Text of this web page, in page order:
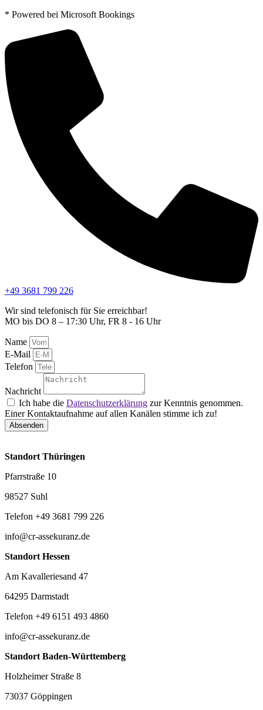
* Powered bei Microsoft Bookings
+49 3681 799 226
Wir sind telefonisch für Sie erreichbar!
MO bis DO 8 – 17:30 Uhr, FR 8 - 16 Uhr
Name
E-Mail
Telefon
Nachricht
Ich habe die Datenschutzerklärung zur Kenntnis genommen.
Einer Kontaktaufnahme auf allen Kanälen stimme ich zu!
Absenden
Standort Thüringen
Pfarrstraße 10
98527 Suhl
Telefon +49 3681 799 226
info@cr-assekuranz.de
Standort Hessen
Am Kavalleriesand 47
64295 Darmstadt
Telefon +49 6151 493 4860
info@cr-assekuranz.de
Standort Baden-Württemberg
Holzheimer Straße 8
73037 Göppingen